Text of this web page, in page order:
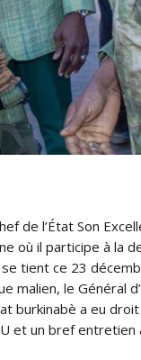
de l’État Son
où il participe à la
se tient ce 23
malien, le Général
burkinabè a eu
et un bref